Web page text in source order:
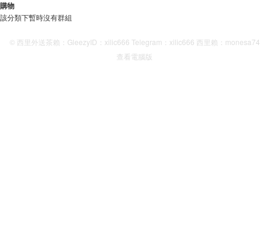
購物
該分類下暫時沒有群組
© 西里外送茶賴：GleezyID：xilic666 Telegram：xilic666 西里賴：monesa74
查看電腦版